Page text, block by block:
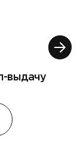
выдачу